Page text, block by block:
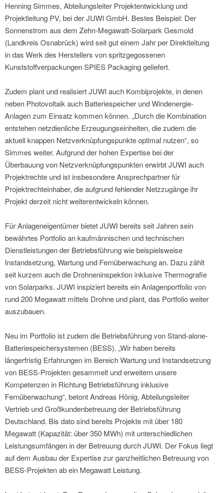
Henning Simmes, Abteilungsleiter Projektentwicklung und
Projektleitung PV, bei der JUWI GmbH. Bestes Beispiel: Der
Sonnenstrom aus dem Zehn-Megawatt-Solarpark Gesmold
(Landkreis Osnabrück) wird seit gut einem Jahr per Direktleitung
in das Werk des Herstellers von spritzgegossenen
Kunststoffverpackungen SPIES Packaging geliefert.
Zudem plant und realisiert JUWI auch Kombiprojekte, in denen
neben Photovoltaik auch Batteriespeicher und Windenergie-
Anlagen zum Einsatz kommen können. „Durch die Kombination
entstehen netzdienliche Erzeugungseinheiten, die zudem die
aktuell knappen Netzverknüpfungspunkte optimal nutzen“, so
Simmes weiter. Aufgrund der hohen Expertise bei der
Überbauung von Netzverknüpfungspunkten erwirbt JUWI auch
Projektrechte und ist insbesondere Ansprechpartner für
Projektrechteinhaber, die aufgrund fehlender Netzzugänge ihr
Projekt derzeit nicht weiterentwickeln können.
Für Anlageneigentümer bietet JUWI bereits seit Jahren sein
bewährtes Portfolio an kaufmännischen und technischen
Dienstleistungen der Betriebsführung wie beispielsweise
Instandsetzung, Wartung und Fernüberwachung an. Dazu zählt
seit kurzem auch die Drohneninspektion inklusive Thermografie
von Solarparks. JUWI inspiziert bereits ein Anlagenportfolio von
rund 200 Megawatt mittels Drohne und plant, das Portfolio weiter
auszubauen.
Neu im Portfolio ist zudem die Betriebsführung von Stand-alone-
Batteriespeichersystemen (BESS). „Wir haben bereits
längerfristig Erfahrungen im Bereich Wartung und Instandsetzung
von BESS-Projekten gesammelt und erweitern unsere
Kompetenzen in Richtung Betriebsführung inklusive
Fernüberwachung“, betont Andreas Hönig, Abteilungsleiter
Vertrieb und Großkundenbetreuung der Betriebsführung
Deutschland. Bis dato sind bereits Projekte mit über 180
Megawatt (Kapazität: über 350 MWh) mit unterschiedlichen
Leistungsumfängen in der Betreuung durch JUWI. Der Fokus liegt
auf dem Ausbau der Expertise zur ganzheitlichen Betreuung von
BESS-Projekten ab ein Megawatt Leistung.